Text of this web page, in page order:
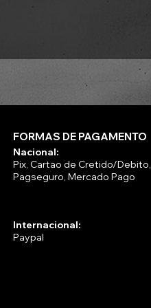
FORMAS DE PAGAMENTO
Nacional:
Pix, Cartao de Cretido/Debito,
Pagseguro, Mercado Pago
Internacional:
Paypal